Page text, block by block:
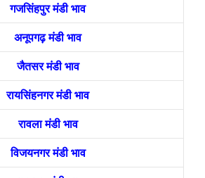
गजसिंहपुर मंडी भाव
अनूपगढ़ मंडी भाव
जैतसर मंडी भाव
रायसिंहनगर मंडी भाव
रावला मंडी भाव
विजयनगर मंडी भाव